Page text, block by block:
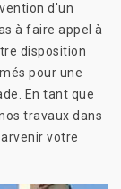
d'un
à faire appel à
disposition
pour une
En tant que
travaux dans
votre